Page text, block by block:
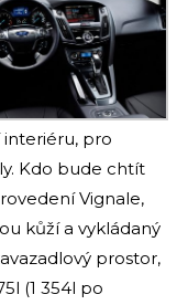
pro
Kdo bude chtít
Vignale,
kůží a vykládaný
prostor,
(1 354l po